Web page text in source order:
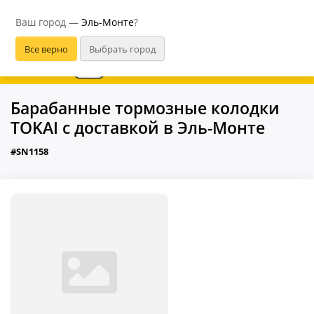
Ваш город — Эль-Монте?
В приложении удобнее
Барабанные тормозные колодки
TOKAI с доставкой в Эль-Монте
#SN1158